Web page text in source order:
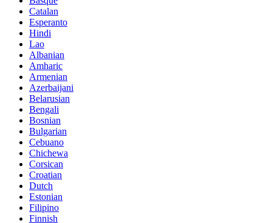
Catalan
Esperanto
Hindi
Lao
Albanian
Amharic
Armenian
Azerbaijani
Belarusian
Bengali
Bosnian
Bulgarian
Cebuano
Chichewa
Corsican
Croatian
Dutch
Estonian
Filipino
Finnish